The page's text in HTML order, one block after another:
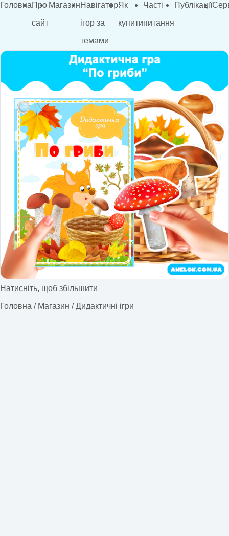
ГоловнаПро
сайт
МагазинНавігатор
ігор за
темами
Як
купити
Часті
питання
Публікації
Натисніть, щоб збільшити
Головна / Магазин / Дидактичні ігри